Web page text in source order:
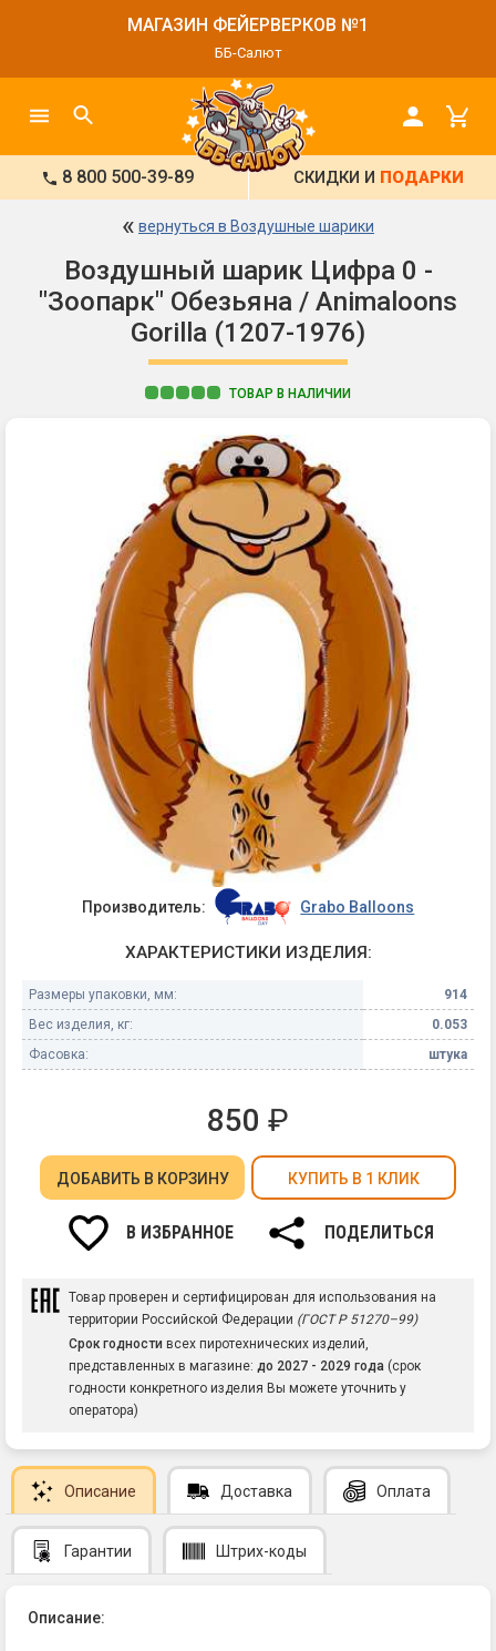
МАГАЗИН ФЕЙЕРВЕРКОВ №1
ББ-Салют
8 800 500-39-89 СКИДКИ И ПОДАРКИ
« вернуться в Воздушные шарики
Воздушный шарик Цифра 0 -
"Зоопарк" Обезьяна / Animaloons
Gorilla (1207-1976)
ТОВАР В НАЛИЧИИ
Производитель: Grabo Balloons
ХАРАКТЕРИСТИКИ ИЗДЕЛИЯ:
Размеры упаковки, мм:
914
Вес изделия, кг:
0.053
Фасовка:
штука
850 ₽
ДОБАВИТЬ В КОРЗИНУ КУПИТЬ В 1 КЛИК
В ИЗБРАННОЕ ПОДЕЛИТЬСЯ
Товар проверен и сертифицирован для использования на
территории Российской Федерации (ГОСТ Р 51270–99)
Срок годности всех пиротехнических изделий,
представленных в магазине: до 2027 - 2029 года (срок
годности конкретного изделия Вы можете уточнить у
оператора)
Описание Доставка Оплата
Гарантии Штрих-коды
Описание: